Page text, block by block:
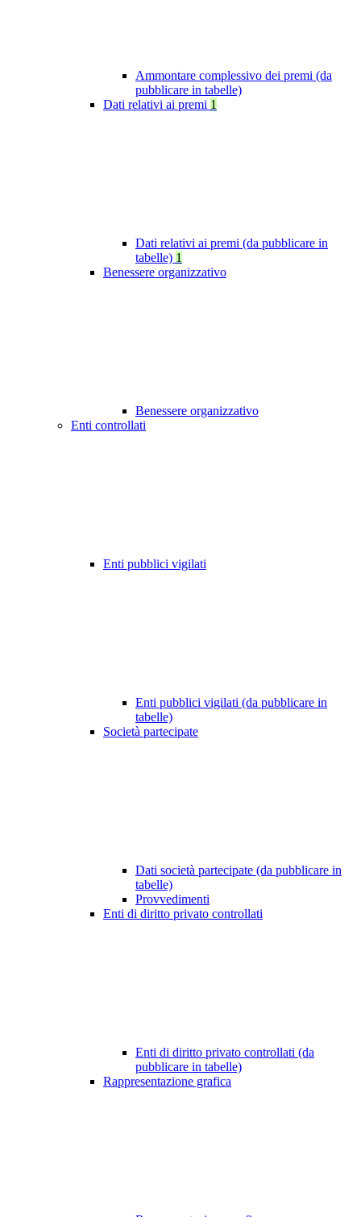
Ammontare complessivo dei premi (da
pubblicare in tabelle)
Dati relativi ai premi 1
Dati relativi ai premi (da pubblicare in
tabelle) 1
Benessere organizzativo
Benessere organizzativo
Enti controllati
Enti pubblici vigilati
Enti pubblici vigilati (da pubblicare in
tabelle)
Società partecipate
Dati società partecipate (da pubblicare in
tabelle)
Provvedimenti
Enti di diritto privato controllati
Enti di diritto privato controllati (da
pubblicare in tabelle)
Rappresentazione grafica